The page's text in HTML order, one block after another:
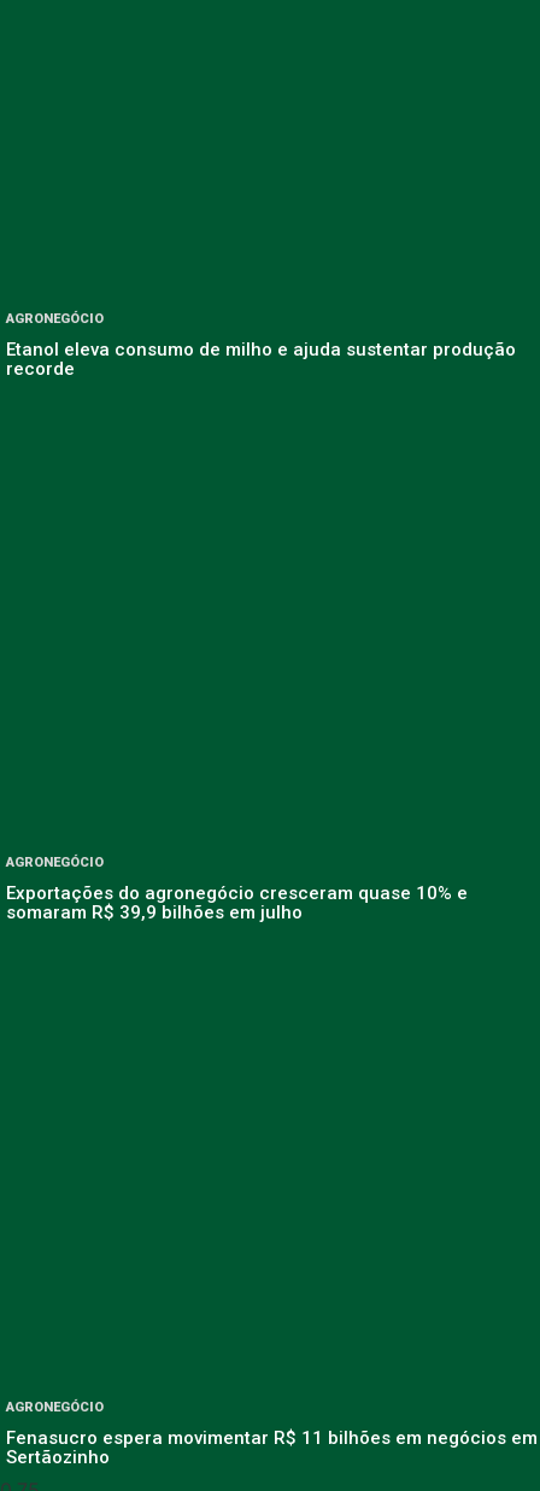
AGRONEGÓCIO
Etanol eleva consumo de milho e ajuda sustentar produção
recorde
AGRONEGÓCIO
Exportações do agronegócio cresceram quase 10% e
somaram R$ 39,9 bilhões em julho
AGRONEGÓCIO
Fenasucro espera movimentar R$ 11 bilhões em negócios em
Sertãozinho